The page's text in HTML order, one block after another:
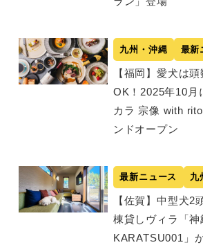
九州・沖縄 最新
【福岡】愛犬は
OK！2025年10月
カラ 宗像 with
ンドオープン
最新ニュース 九
【佐賀】中型犬2
棟貸しヴィラ「
KARATSU001」